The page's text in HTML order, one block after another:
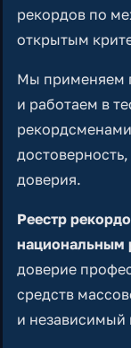
рекордов по
открытым
Мы применяем
и работаем в
доверия.
Реестр
национальным
доверие
средств
и независимый